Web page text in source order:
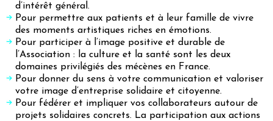
d’intérêt général.
Pour permettre aux patients et à leur famille de vivre
des moments artistiques riches en émotions.
Pour participer à l’image positive et durable de
l’Association : la culture et la santé sont les deux
domaines privilégiés des mécènes en France.
Pour donner du sens à votre communication et valoriser
votre image d’entreprise solidaire et citoyenne.
Pour fédérer et impliquer vos collaborateurs autour de
projets solidaires concrets. La participation aux actions